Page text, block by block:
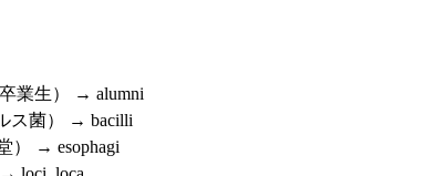
） → alumni
） → bacilli
esophagi